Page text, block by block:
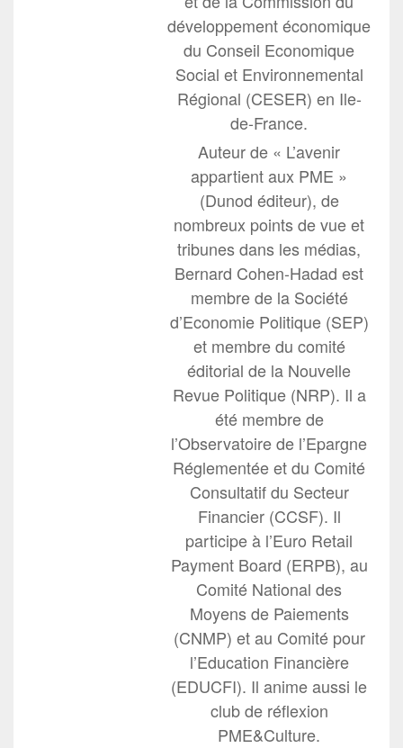
développement économique
du Conseil Economique
Social et Environnemental
Régional (CESER) en Ile-
de-France.
Auteur de « L’avenir
appartient aux PME »
(Dunod éditeur), de
nombreux points de vue et
tribunes dans les médias,
Bernard Cohen-Hadad est
membre de la Société
d’Economie Politique (SEP)
et membre du comité
éditorial de la Nouvelle
Revue Politique (NRP). Il a
été membre de
l’Observatoire de l’Epargne
Réglementée et du Comité
Consultatif du Secteur
Financier (CCSF). Il
participe à l’Euro Retail
Payment Board (ERPB), au
Comité National des
Moyens de Paiements
(CNMP) et au Comité pour
l’Education Financière
(EDUCFI). Il anime aussi le
club de réflexion
PME&Culture.